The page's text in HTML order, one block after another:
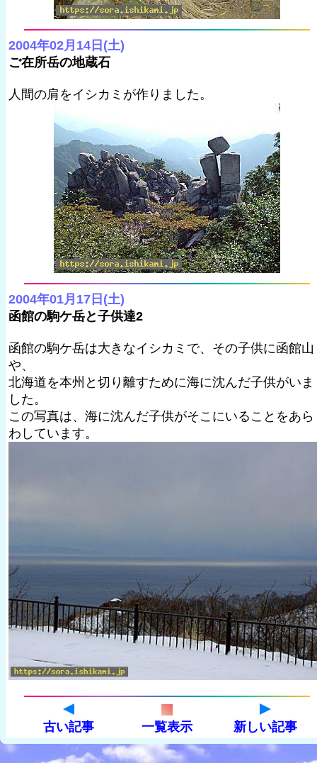
2004年02月14日(土)
ご在所岳の地蔵石
人間の肩をイシカミが作りました。
2004年01月17日(土)
函館の駒ケ岳と子供達2
函館の駒ケ岳は大きなイシカミで、その子供に函館山
や、
北海道を本州と切り離すために海に沈んだ子供がいま
した。
この写真は、海に沈んだ子供がそこにいることをあら
わしています。
古い記事 一覧表示 新しい記事